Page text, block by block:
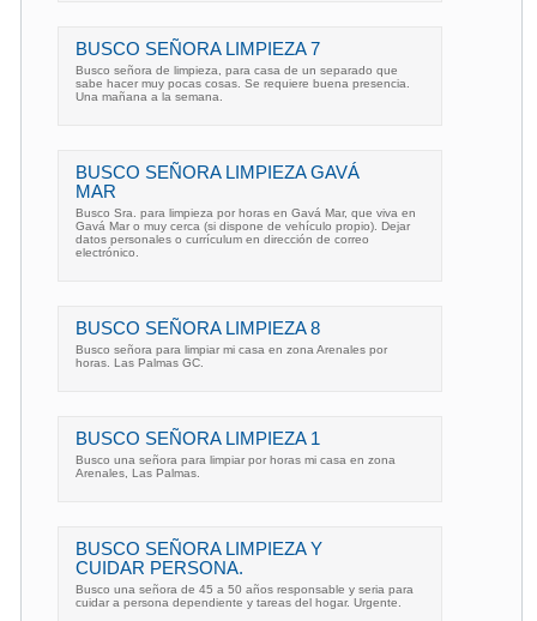
BUSCO SEÑORA LIMPIEZA 7
Busco señora de limpieza, para casa de un separado que
sabe hacer muy pocas cosas. Se requiere buena presencia.
Una mañana a la semana.
BUSCO SEÑORA LIMPIEZA GAVÁ
MAR
Busco Sra. para limpieza por horas en Gavá Mar, que viva en
Gavá Mar o muy cerca (si dispone de vehículo propio). Dejar
datos personales o currículum en dirección de correo
electrónico.
BUSCO SEÑORA LIMPIEZA 8
Busco señora para limpiar mi casa en zona Arenales por
horas. Las Palmas GC.
BUSCO SEÑORA LIMPIEZA 1
Busco una señora para limpiar por horas mi casa en zona
Arenales, Las Palmas.
BUSCO SEÑORA LIMPIEZA Y
CUIDAR PERSONA.
Busco una señora de 45 a 50 años responsable y seria para
cuidar a persona dependiente y tareas del hogar. Urgente.